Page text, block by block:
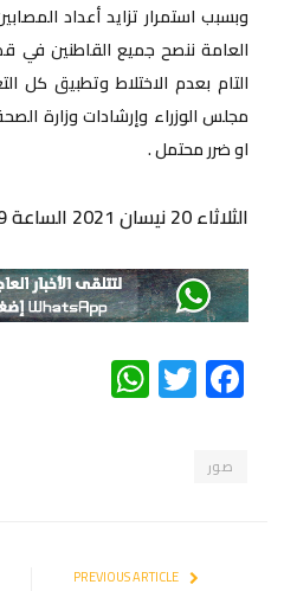
وبسبب استمرار تزايد أعداد
العامة ننصح جميع القاطنين في
التام بعدم الاختلاط وتطبيق كل
مجلس الوزراء وإرشادات وزارة
او ضرر محتمل .
الثلاثاء 20 نيسان 2021 الساعة 9 م
Facebook
Twitter
صور